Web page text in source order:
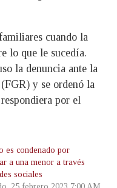
cuando la
lo que le sucedía.
la denuncia ante la
y se ordenó la
por el
es condenado por
a una menor a través
sociales